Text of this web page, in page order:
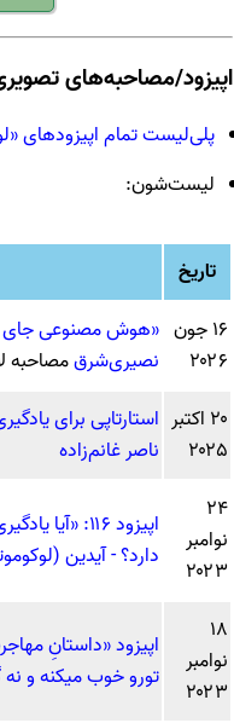
اپیزود/مصاحبه‌های
پلی‌لیست تمام اپیزودهای
لیست‌شون:
تاریخ
۱۶ جون
۲۰۲۶
«هوش مصنوعی جای تو
نصیری‌شرقمصاحبه
۲۰ اکتبر
۲۰۲۵
استارتاپی برای
ناصر غانم‌زاده
۲۴
نوامبر
۲۰۲۳
اپیزود ۱۱۶:
دارد؟ - آیدین
۱۸
نوامبر
۲۰۲۳
اپیزود «داستانِ
تورو خوب میکنه و